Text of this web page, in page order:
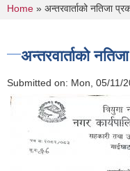
You are here
Home » अन्तरवार्ताको नतिजा
अन्तरवार्ताको
Submitted on: Mon, 05/11/